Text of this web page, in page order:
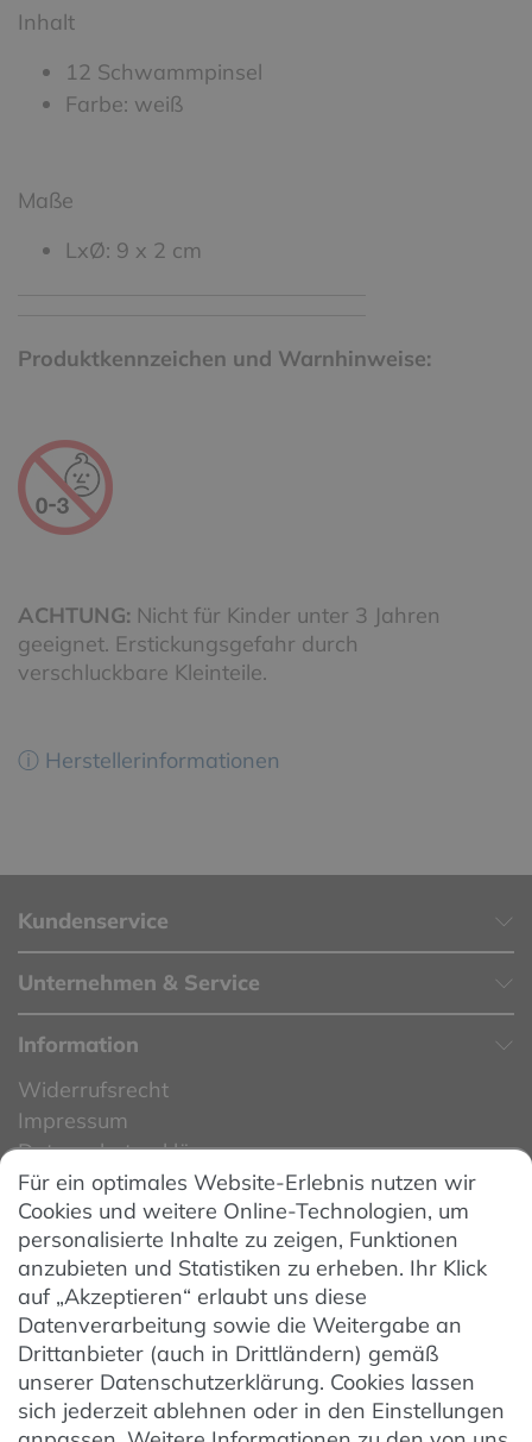
Inhalt
12 Schwammpinsel
Farbe: weiß
Maße
LxØ: 9 x 2 cm
Produktkennzeichen und Warnhinweise:
ACHTUNG: Nicht für Kinder unter 3 Jahren
geeignet. Erstickungsgefahr durch
verschluckbare Kleinteile.
ⓘ Herstellerinformationen
Kundenservice
Unternehmen & Service
Information
Widerrufsrecht
Impressum
Datenschutzerklärung
Datenschutzeinstellungen
AGB
Barrierefreiheit
Hinweise zur Batterieentsorgung
Entsorgung von Elektro-Altgeräten
Vertrag widerrufen
Für ein optimales Website-Erlebnis nutzen wir
Cookies und weitere Online-Technologien, um
personalisierte Inhalte zu zeigen, Funktionen
anzubieten und Statistiken zu erheben. Ihr Klick
auf „Akzeptieren“ erlaubt uns diese
Datenverarbeitung sowie die Weitergabe an
Drittanbieter (auch in Drittländern) gemäß
unserer Datenschutzerklärung. Cookies lassen
sich jederzeit ablehnen oder in den Einstellungen